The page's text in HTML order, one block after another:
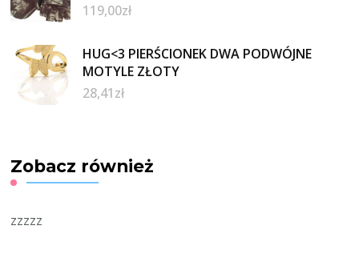
119,00zł
HUG<3 PIERŚCIONEK DWA PODWÓJNE
MOTYLE ZŁOTY
28,41zł
Zobacz również
zzzzz